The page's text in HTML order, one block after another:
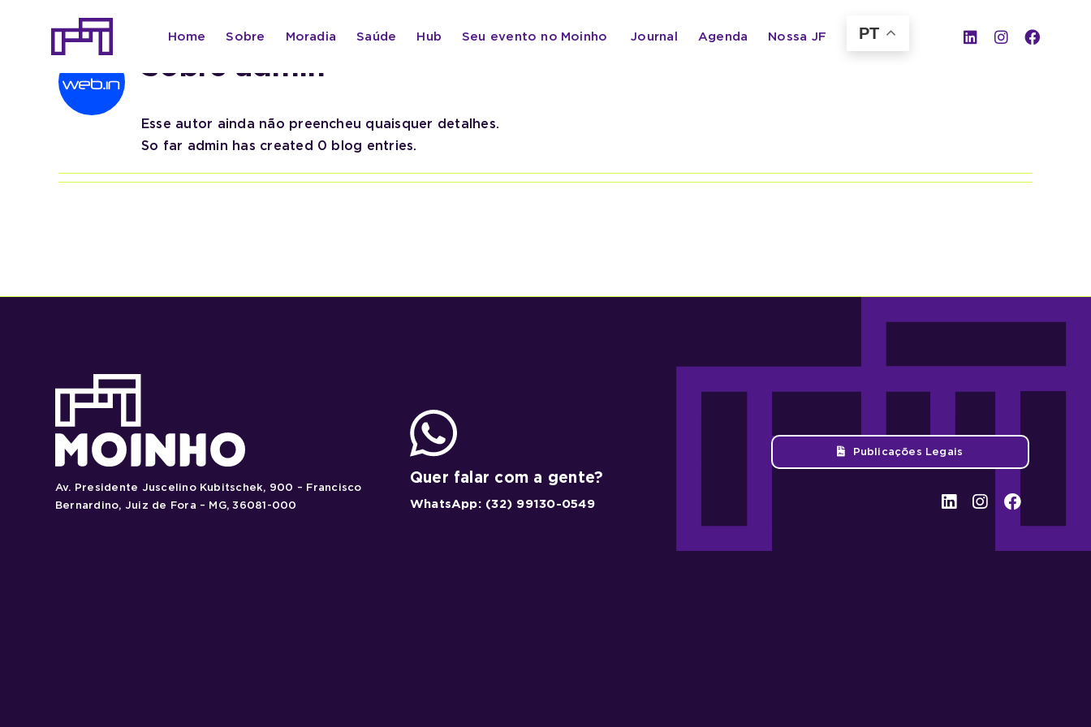
conteúdo
Home Sobre Moradia Saúde Hub Seu evento no Moinho Journal Agenda Nossa JF PT
Sobre admin
Esse autor ainda não preencheu quaisquer detalhes.
So far admin has created 0 blog entries.
Av. Presidente Juscelino Kubitschek, 900 – Francisco
Bernardino, Juiz de Fora – MG, 36081-000
Quer falar com a gente?
WhatsApp: (32) 99130-0549
Publicações Legais